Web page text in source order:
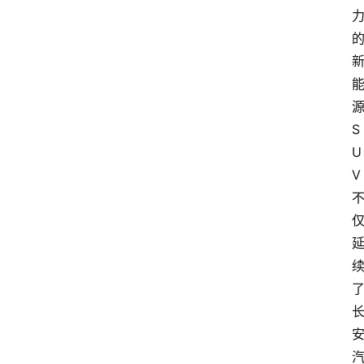
力
的
新
能
源
S
U
V
不
仅
延
续
了
长
安
汽